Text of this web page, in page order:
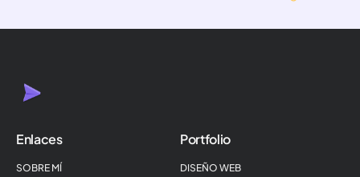
t i
Enlaces
SOBRE MÍ
Portfolio
DISEÑO WEB